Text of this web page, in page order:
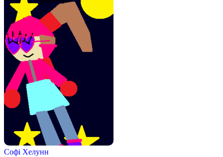
Софі Хелунн